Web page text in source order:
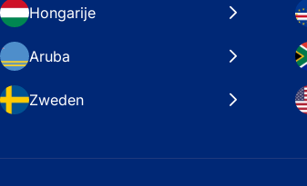
Hongarije
Aruba
Zweden